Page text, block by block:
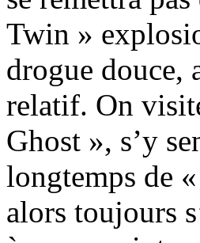
Twin »
drogue douce,
relatif. On
Ghost », s’y
longtemps de
alors toujours